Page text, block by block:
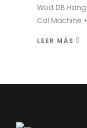
Wod DB
Cal Machine
LEER MÁS